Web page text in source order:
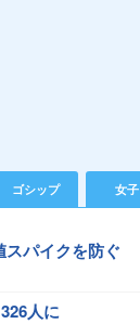
ゴシップ 女子
スパイクを防ぐ
人に